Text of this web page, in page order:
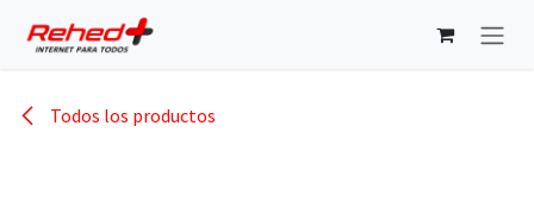
Todos los productos